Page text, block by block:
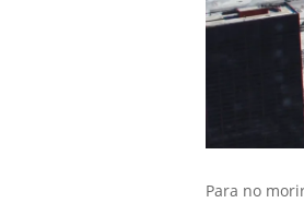
Para no